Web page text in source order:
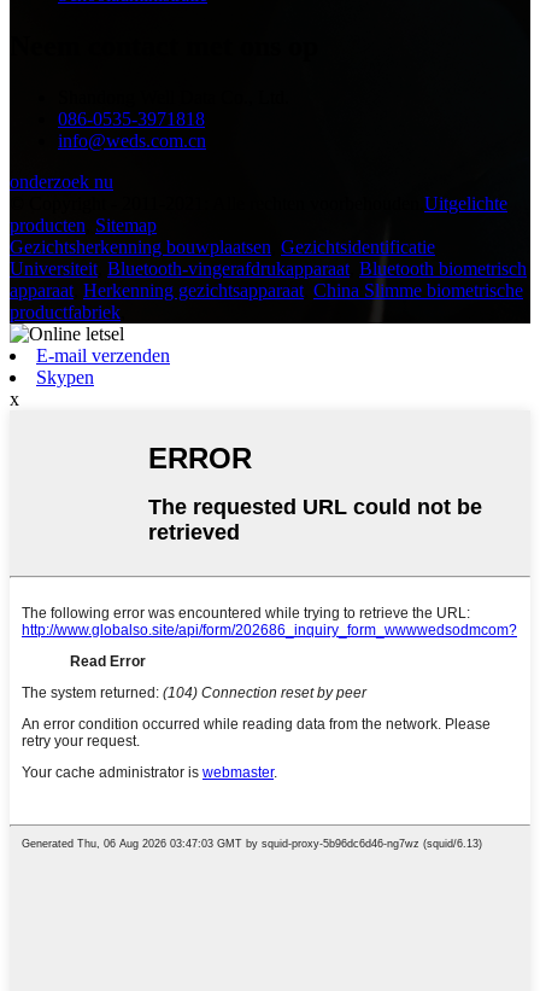
086-0535-3971818
info@weds.com.cn
onderzoek nu
Uitgelichte
producten Sitemap
Gezichtsherkenning bouwplaatsen Gezichtsidentificatie
Universiteit Bluetooth-vingerafdrukapparaat Bluetooth biometrisch
apparaat Herkenning gezichtsapparaat China Slimme biometrische
productfabriek
E-mail verzenden
Skypen
x